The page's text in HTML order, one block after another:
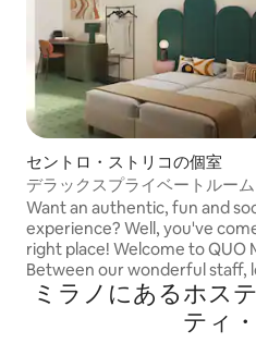
セントロ・ストリコの個室
デラックスプライベートルー
ングル｜クオミラノ
Want an authentic, fun and
experience? Well, you've
right place! ​Welcome to QUO Milano!
Between our wonderful staff,
amenities and beautiful
spaces, we promise that your
the most at home you've felt
ミラノにあるホス
ティ